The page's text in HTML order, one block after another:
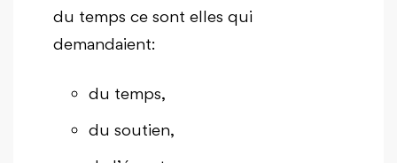
du temps ce sont elles qui
demandaient:
du temps,
du soutien,